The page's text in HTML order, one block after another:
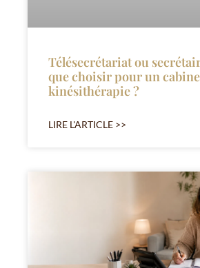
Télésecrétariat ou
que choisir pour un
kinésithérapie ?
LIRE L'ARTICLE >>